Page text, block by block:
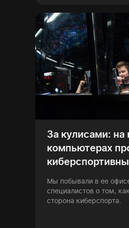
За кулисами: на
компьютерах
Мы побывали в ее
специалистов о том,
сторона киберспорта.